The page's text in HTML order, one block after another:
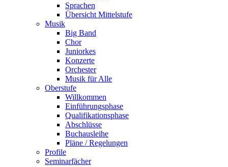
Sprachen
Übersicht Mittelstufe
Musik
Big Band
Chor
Juniorkes
Konzerte
Orchester
Musik für Alle
Oberstufe
Willkommen
Einführungsphase
Qualifikationsphase
Abschlüsse
Buchausleihe
Pläne / Regelungen
Profile
Seminarfächer